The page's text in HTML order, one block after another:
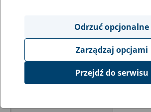
Ukryj wszystkie pozycje bazy
Kopalnie
Odrzuć opcjonalne
Zarządzaj opcjami
Przejdź do serwisu